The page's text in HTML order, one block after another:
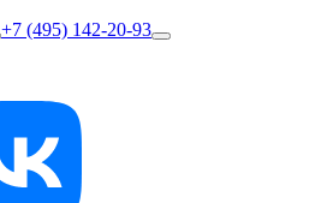
+7 (495) 142-20-93